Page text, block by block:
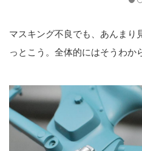
マスキング不良でも、あんまり
っとこう。全体的にはそうわか